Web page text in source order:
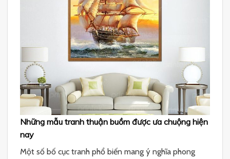
Những mẫu tranh thuận buồm được ưa chuộng hiện
nay
Một số bố cục tranh phổ biến mang ý nghĩa phong